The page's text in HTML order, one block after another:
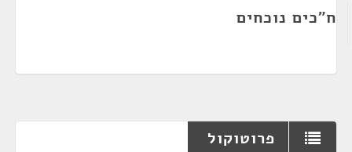
ח"כים נוכחים
פרוטוקול